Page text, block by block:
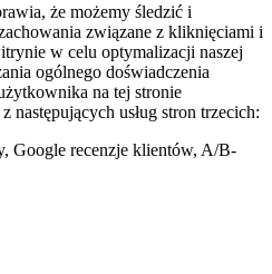
że możemy śledzić i
związane z kliknięciami i
w celu optymalizacji naszej
ogólnego doświadczenia
na tej stronie
następujących usług stron trzecich:
Google recenzje klientów, A/B-